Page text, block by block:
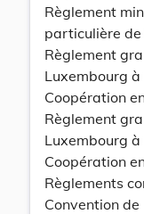
Règlement
particulière
Règlement
Luxembourg à
Coopération
Règlement
Luxembourg à
Coopération
Règlements
Convention